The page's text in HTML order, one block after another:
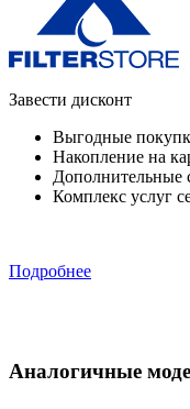
Завести дисконт
Выгодные
Накопление на
Дополнительные
Комплекс услуг
Подробнее
Аналогичные